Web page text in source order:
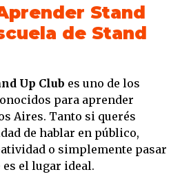
Stand
de Stand
Up Club es uno de los
para aprender
Aires. Tanto si querés
de hablar en público,
o simplemente pasar
es el lugar ideal.